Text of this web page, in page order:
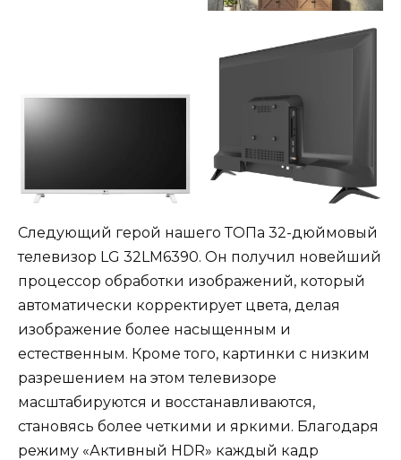
Следующий герой нашего ТОПа 32-дюймовый
телевизор LG 32LM6390. Он получил новейший
процессор обработки изображений, который
автоматически корректирует цвета, делая
изображение более насыщенным и
естественным. Кроме того, картинки с низким
разрешением на этом телевизоре
масштабируются и восстанавливаются,
становясь более четкими и яркими. Благодаря
режиму «Активный HDR» каждый кадр